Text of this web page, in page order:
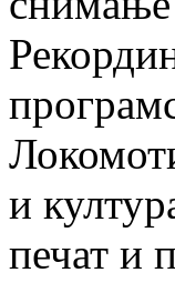
и
печат и